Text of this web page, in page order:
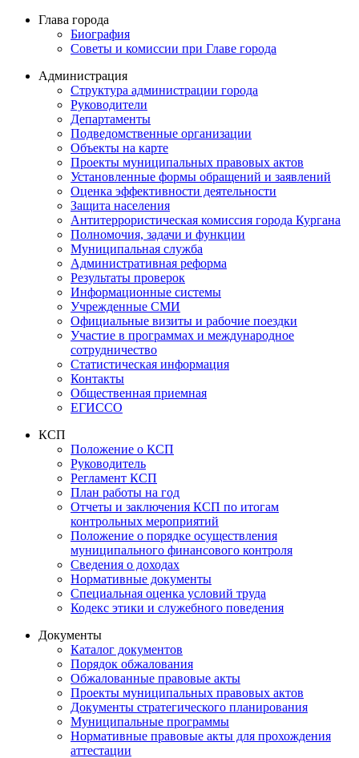
Глава города
Биография
Советы и комиссии при Главе города
Администрация
Структура администрации города
Руководители
Департаменты
Подведомственные организации
Объекты на карте
Проекты муниципальных правовых актов
Установленные формы обращений и заявлений
Оценка эффективности деятельности
Защита населения
Антитеррористическая комиссия города Кургана
Полномочия, задачи и функции
Муниципальная служба
Административная реформа
Результаты проверок
Информационные системы
Учрежденные СМИ
Официальные визиты и рабочие поездки
Участие в программах и международное
сотрудничество
Статистическая информация
Контакты
Общественная приемная
ЕГИССО
КСП
Положение о КСП
Руководитель
Регламент КСП
План работы на год
Отчеты и заключения КСП по итогам
контрольных мероприятий
Положение о порядке осуществления
муниципального финансового контроля
Сведения о доходах
Нормативные документы
Специальная оценка условий труда
Кодекс этики и служебного поведения
Документы
Каталог документов
Порядок обжалования
Обжалованные правовые акты
Проекты муниципальных правовых актов
Документы стратегического планирования
Муниципальные программы
Нормативные правовые акты для прохождения
аттестации